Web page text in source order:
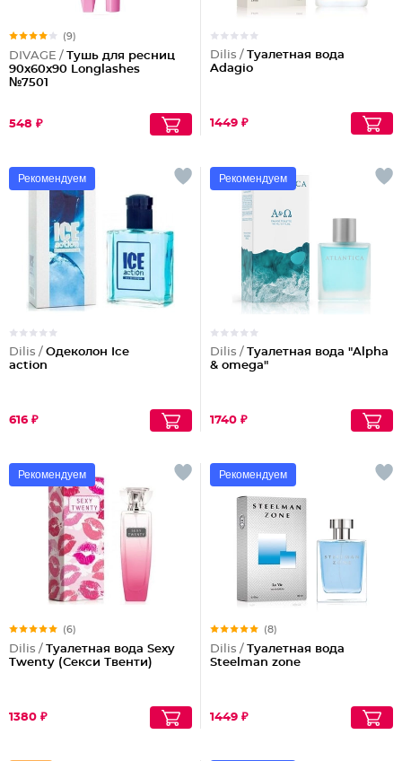
(9)
DIVAGE / Тушь для ресниц
90x60x90 Longlashes
№7501
548 ₽
Dilis / Туалетная вода
Adagio
1449 ₽
Рекомендуем
Dilis / Одеколон Ice
action
616 ₽
Рекомендуем
Dilis / Туалетная вода "Alpha
& omega"
1740 ₽
Рекомендуем
(6)
Dilis / Туалетная вода Sexy
Twenty (Секси Твенти)
1380 ₽
Рекомендуем
(8)
Dilis / Туалетная вода
Steelman zone
1449 ₽